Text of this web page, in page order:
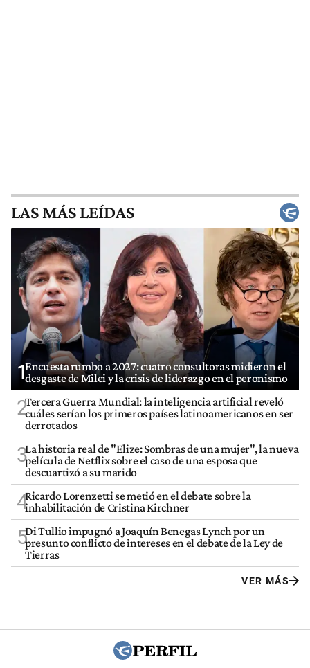
LAS MÁS LEÍDAS
1Encuesta rumbo a 2027: cuatro consultoras midieron el
desgaste de Milei y la crisis de liderazgo en el peronismo
2Tercera Guerra Mundial: la inteligencia artificial reveló
cuáles serían los primeros países latinoamericanos en ser
derrotados
3La historia real de "Elize: Sombras de una mujer", la nueva
película de Netflix sobre el caso de una esposa que
descuartizó a su marido
4Ricardo Lorenzetti se metió en el debate sobre la
inhabilitación de Cristina Kirchner
5Di Tullio impugnó a Joaquín Benegas Lynch por un
presunto conflicto de intereses en el debate de la Ley de
Tierras
VER MÁS